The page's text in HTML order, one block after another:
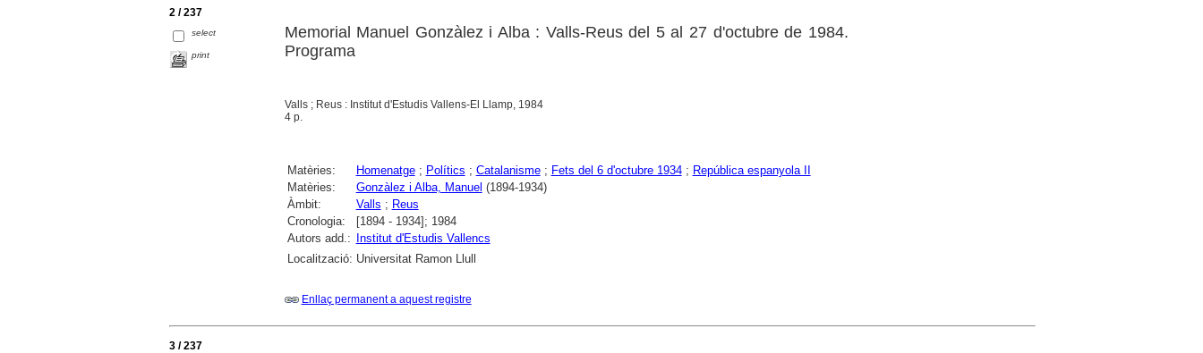
2 / 237
select
print
Memorial Manuel Gonzàlez i Alba : Valls-Reus del 5 al 27 d'octubre de 1984.
Programa
Valls ; Reus : Institut d'Estudis Vallens-El Llamp, 1984
4 p.
Matèries: Homenatge; Polítics ; Catalanisme; Fets del 6 d'octubre 1934; República espanyola II
Matèries:
Gonzàlez i Alba, Manuel (1894-1934)
Àmbit:
Valls ; Reus
Cronologia:
[1894 - 1934]; 1984
Autors add.:
Institut d'Estudis Vallencs
Localització: Universitat Ramon Llull
Enllaç permanent a aquest registre
3 / 237